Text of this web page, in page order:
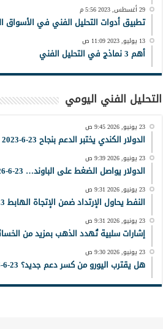
29 أغسطس, 2023 5:56 م
تطبيق أدوات التحليل الفني في الأسواق
13 يوليو, 2023 11:09 ص
أهم 3 نماذج في التحليل الفني
التحليل الفني اليومي
23 يونيو, 2026 9:45 ص
الدولار الكندي يختبر الدعم بنجاح 23-6-2023
23 يونيو, 2026 9:39 ص
الدولار يواصل الضغط على الباوند… 23-6-2026
23 يونيو, 2026 9:31 ص
النفط يحاول الإرتداد ضمن الإتجاة الهابط 23-6-2026
23 يونيو, 2026 9:31 ص
إشارات سلبية تُهدد الذهب بمزيد من الخسائر 23-6-
23 يونيو, 2026 9:30 ص
هل يقترب اليورو من كسر دعم جديد؟ 23-6-2026